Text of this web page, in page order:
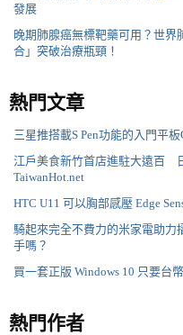
發展
晚期肺腺癌無標靶藥可用？世
合」突破治療瓶頸！
熱門文章
三星推搭載S Pen功能的入門平板
江戶美食新竹首店進駐大遠百
TaiwanHot.net
HTC U11 可以胸部感壓 Edge
騎起來完全不費力的米家電助力
手嗎？
買一套正版 Windows 10 只要台
熱門作者